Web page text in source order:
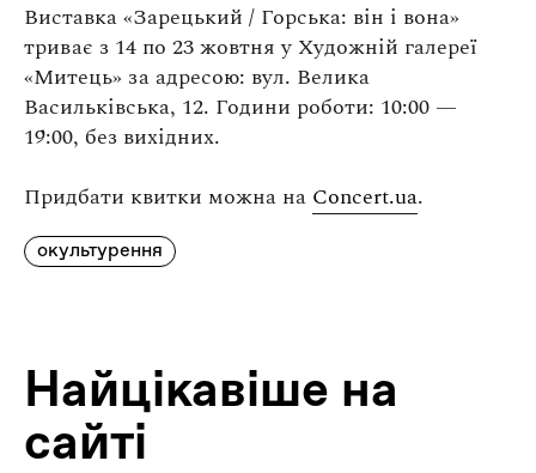
Виставка «Зарецький / Горська: він і вона»
триває з 14 по 23 жовтня у Художній галереї
«Митець» за адресою: вул. Велика
Васильківська, 12. Години роботи: 10:00 —
19:00, без вихідних.
Придбати квитки можна на Concert.ua.
окультурення
Найцiкавiше на
сайтi